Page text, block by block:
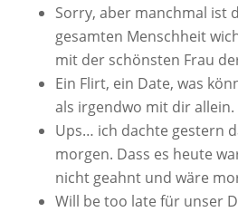
Sorry, aber manchmal ist
gesamten Menschheit
mit der schönsten Frau
Ein Flirt, ein Date, was
als irgendwo mit dir allein.
Ups… ich dachte gestern
morgen. Dass es heute
nicht geahnt und wäre
Will be too late für unser